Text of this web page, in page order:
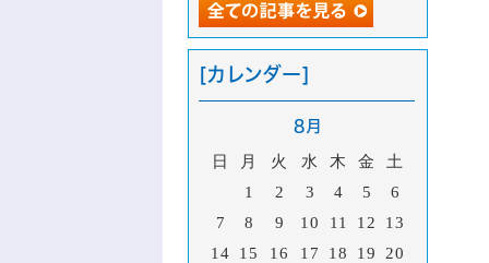
[カレンダー]
8月
日 月 火 水 木 金
土
1
2 3 4 5
6
7
8 9 10 11 12
13
14
15 16 17 18 19
20